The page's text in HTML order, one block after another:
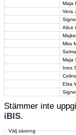
Maja
Vera
Alice
Mira
Maja
Ines
Elsa
Stämmer inte
iBIS.
Välj säsong